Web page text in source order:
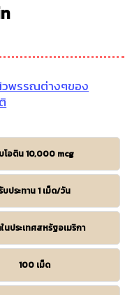
วพรรณต่างๆของ
โอติน 10,000 mcg
บประทาน 1 เม็ด/วัน
นประเทศสหรัฐอเมริกา
100 เม็ด